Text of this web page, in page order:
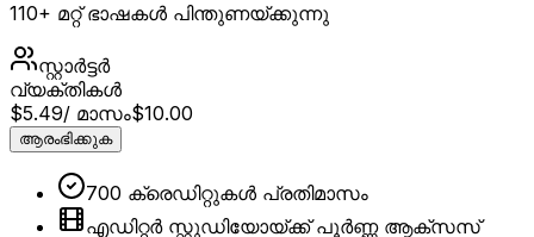
110+ മറ്റ് ഭാഷകൾ പിന്തുണയ്ക്കുന്നു
സ്റ്റാർട്ടർ
വ്യക്തികൾ
$5.49/ മാസം$10.00
ആരംഭിക്കുക
700 ക്രെഡിറ്റുകൾ പ്രതിമാസം
എഡിറ്റർ സ്റ്റുഡിയോയ്ക്ക് പൂർണ്ണ ആക്‌സസ്